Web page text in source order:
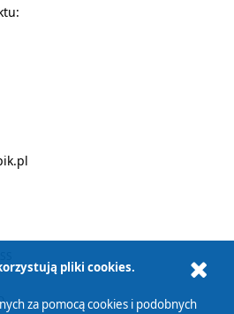
pliki cookies.
za pomocą cookies i podobnych